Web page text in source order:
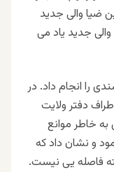
ضیا والی جدید
جدید یاد می
را انجام داد. در
دفتر ولایت
خاطر موانع
و نشان داد که
فاصله یی نیست.